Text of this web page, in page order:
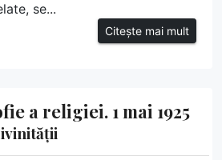
se...
Citește mai mult
a religiei. 1 mai 1925